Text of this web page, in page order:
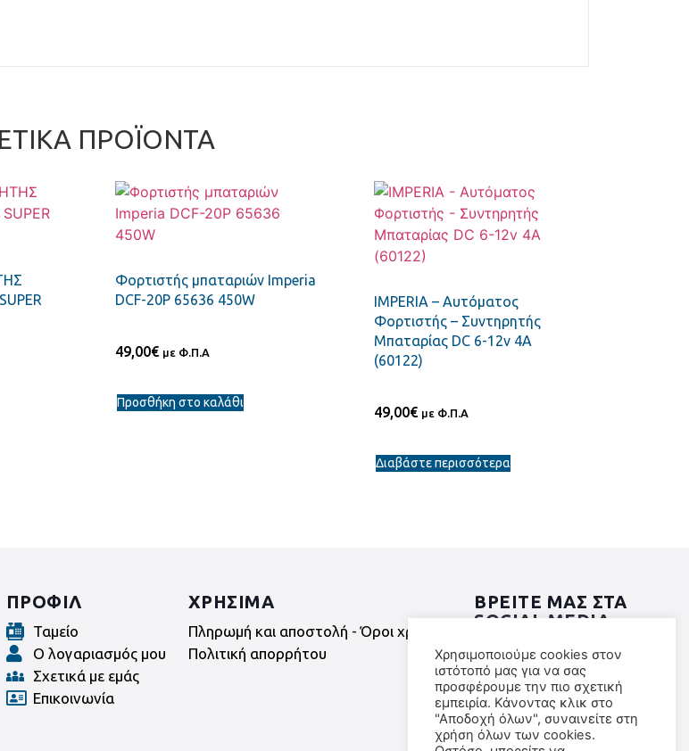
ΠΡΟΪΌΝΤΑ
Φορτιστής μπαταριών Imperia
DCF-20P 65636 450W
49,00€ με Φ.Π.Α
Προσθήκη στο καλάθι
IMPERIA – Αυτόματος
Φορτιστής – Συντηρητής
Μπαταρίας DC 6-12v 4A
(60122)
49,00€ με Φ.Π.Α
Διαβάστε περισσότερα
ΠΡΟΦΙΛ
Ταμείο
Ο λογαριασμός μου
Σχετικά με εμάς
Επικοινωνία
ΧΡΗΣΙΜΑ
Πληρωμή και αποστολή - Όροι χρήσης
Πολιτική απορρήτου
ΒΡΕΙΤΕ ΜΑΣ ΣΤΑ
SOCIAL MEDIA
Χρησιμοποιούμε cookies στον
ιστότοπό μας για να σας
προσφέρουμε την πιο σχετική
εμπειρία. Κάνοντας κλικ στο
"Αποδοχή όλων", συναινείτε στη
χρήση όλων των cookies.